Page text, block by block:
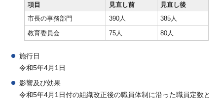
項目
見直し前
見直し後
市長の事務部門
390人
385人
教育委員会
75人 80人
施行日
令和5年4月1日
影響及び効果
令和5年4月1日付の組織改正後の職員体制に沿った職員定数と